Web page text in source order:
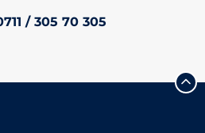
/ 305 70 305